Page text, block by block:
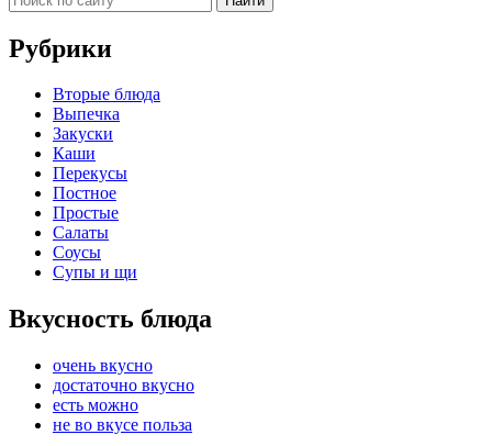
Рубрики
Вторые блюда
Выпечка
Закуски
Каши
Перекусы
Постное
Простые
Салаты
Соусы
Супы и щи
Вкусность блюда
очень вкусно
достаточно вкусно
есть можно
не во вкусе польза